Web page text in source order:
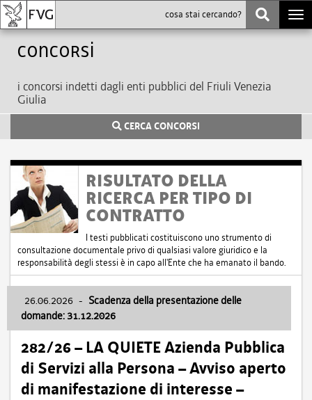
Concorsi
i concorsi indetti dagli enti pubblici del Friuli Venezia
Giulia
CERCA CONCORSI
RISULTATO DELLA
RICERCA PER TIPO DI
CONTRATTO
I testi pubblicati costituiscono uno strumento di
consultazione documentale privo di qualsiasi valore giuridico e la
responsabilità degli stessi è in capo all'Ente che ha emanato il bando.
26.06.2026 - Scadenza della presentazione delle
domande: 31.12.2026
282/26 – LA QUIETE Azienda Pubblica
di Servizi alla Persona – Avviso aperto
di manifestazione di interesse –